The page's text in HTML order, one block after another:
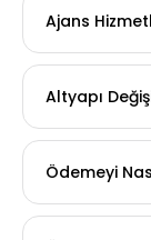
Ajans
Altyapı
Ödemeyi